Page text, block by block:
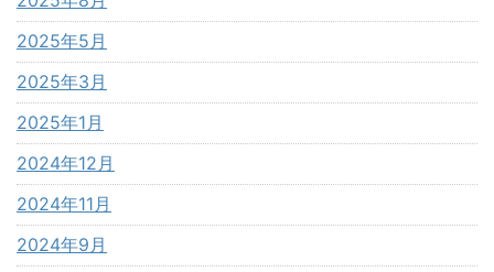
2025年5月
2025年3月
2025年1月
2024年12月
2024年11月
2024年9月